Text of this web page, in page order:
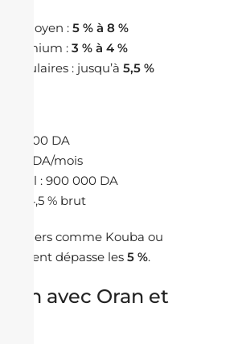
moyen : 5 % à 8 %
premium : 3 % à 4 %
populaires : jusqu’à 5,5 %
000 DA
000 DA/mois
: 900 000 DA
: 4,5 % brut
quartiers comme Kouba ou
dépasse les 5 %.
avec Oran et